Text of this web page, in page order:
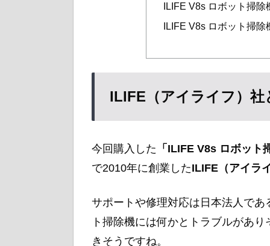
ILIFE V8s ロボット掃
ILIFE V8s ロボット掃除
ILIFE（アイライフ）社
今回購入した 「ILIFE V8s ロボット
で2010年に創業したILIFE（アイラ
サポートや修理対応は日本法人で
ト掃除機には何かとトラブルがあ
きそうですね。